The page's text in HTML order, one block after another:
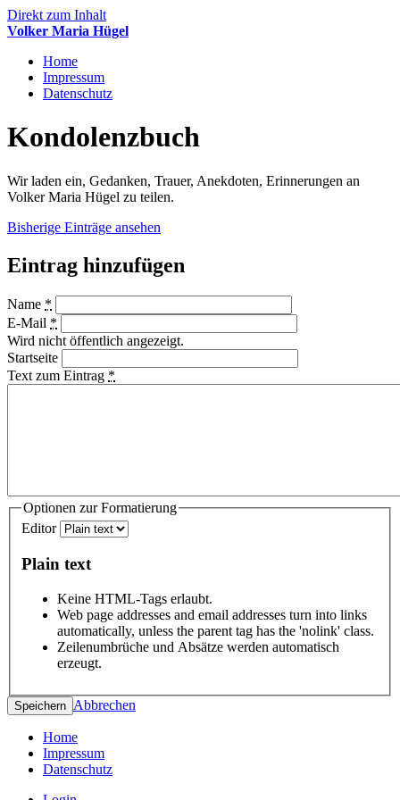
Direkt zum Inhalt
Volker Maria Hügel
Home
Impressum
Datenschutz
Kondolenzbuch
Wir laden ein, Gedanken, Trauer, Anekdoten, Erinnerungen an
Volker Maria Hügel zu teilen.
Bisherige Einträge ansehen
Eintrag hinzufügen
Name *
E-Mail *
Wird nicht öffentlich angezeigt.
Startseite
Text zum Eintrag *
Optionen zur Formatierung
Editor
Plain text
Keine HTML-Tags erlaubt.
Web page addresses and email addresses turn into links
automatically, unless the parent tag has the 'nolink' class.
Zeilenumbrüche und Absätze werden automatisch
erzeugt.
Abbrechen
Home
Impressum
Datenschutz